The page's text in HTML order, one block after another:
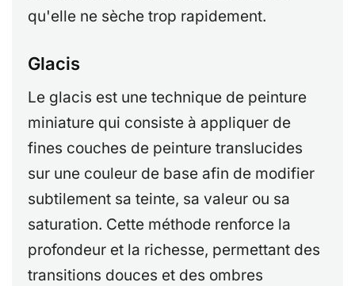
qu'elle ne sèche trop rapidement.
Glacis
Le glacis est une technique de peinture
miniature qui consiste à appliquer de
fines couches de peinture translucides
sur une couleur de base afin de modifier
subtilement sa teinte, sa valeur ou sa
saturation. Cette méthode renforce la
profondeur et la richesse, permettant des
transitions douces et des ombres